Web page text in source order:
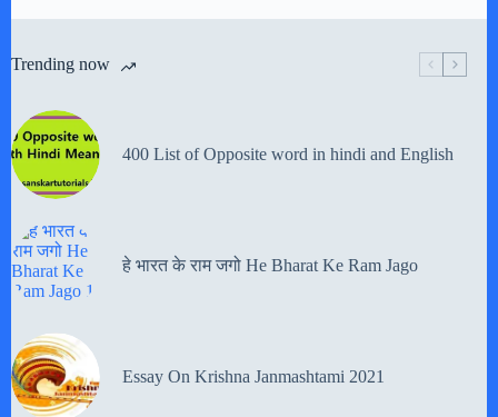
Trending now
400 List of Opposite word in hindi and English
हे भारत के राम जगो He Bharat Ke Ram Jago
Essay On Krishna Janmashtami 2021